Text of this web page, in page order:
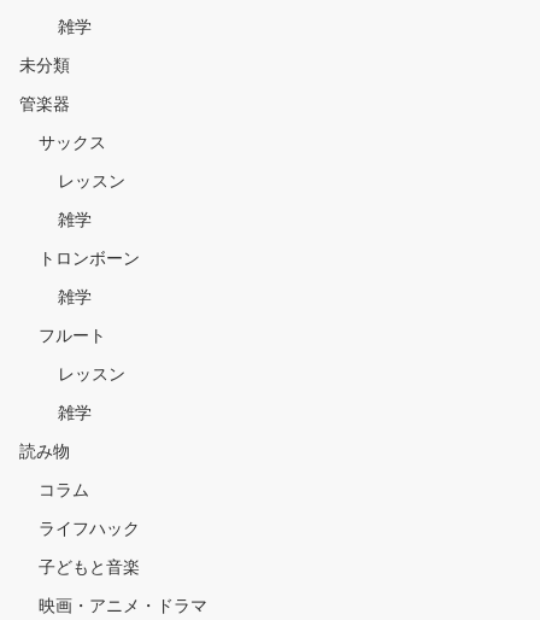
雑学
未分類
管楽器
サックス
レッスン
雑学
トロンボーン
雑学
フルート
レッスン
雑学
読み物
コラム
ライフハック
子どもと音楽
映画・アニメ・ドラマ